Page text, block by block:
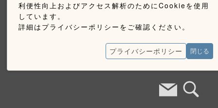
利便性向上およびアクセス解析のためにCookieを使用
しています。
詳細はプライバシーポリシーをご確認ください。
プライバシーポリシー 閉じる
採用情報
お問い合わせ